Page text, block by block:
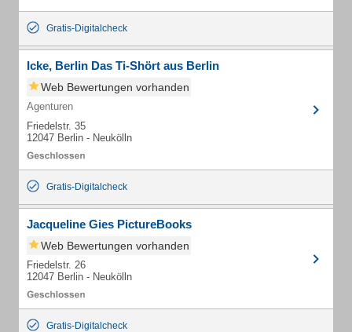
Gratis-Digitalcheck
Icke, Berlin Das Ti-Shört aus Berlin
Web Bewertungen vorhanden
Agenturen
Friedelstr. 35
12047 Berlin - Neukölln
Gratis-Digitalcheck
Jacqueline Gies PictureBooks
Web Bewertungen vorhanden
Friedelstr. 26
12047 Berlin - Neukölln
Gratis-Digitalcheck